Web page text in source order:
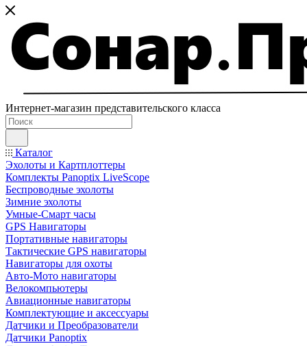
Интернет-магазин представительского класса
Каталог
Эхолоты и Картплоттеры
Комплекты Panoptix LiveScope
Беспроводные эхолоты
Зимние эхолоты
Умные-Смарт часы
GPS Навигаторы
Портативные навигаторы
Тактические GPS навигаторы
Навигаторы для охоты
Авто-Мото навигаторы
Велокомпьютеры
Авиационные навигаторы
Комплектующие и аксессуары
Датчики и Преобразователи
Датчики Panoptix